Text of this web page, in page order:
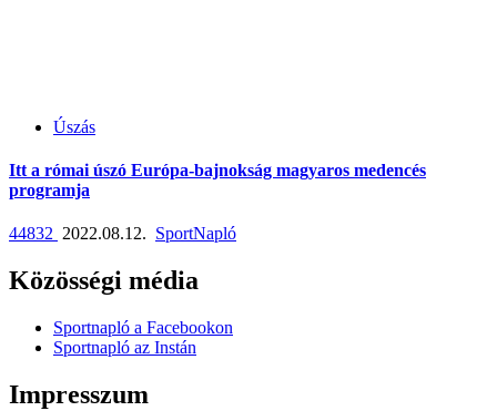
Úszás
Itt a római úszó Európa-bajnokság magyaros medencés
programja
44832 2022.08.12. SportNapló
Közösségi média
Sportnapló a Facebookon
Sportnapló az Instán
Impresszum